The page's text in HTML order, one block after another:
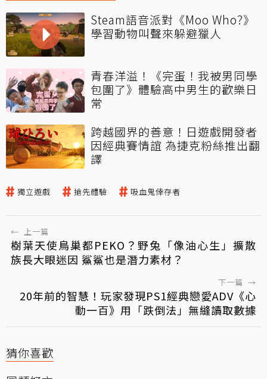
Steam語音派對《Moo Who?》
學習動物叫聲來躲避獵人
青春洋溢！《完蛋！我被男同學
包圍了》體驗高中男生的歡樂日
常
跨越國界的善意！日遊戲開發者
因經典賽情誼 為捷克粉絲推出翻
譯
獨立遊戲 搶先體驗 吸血鬼倖存者
← 上一篇
樹葉天使鳥巢都PEKO？野兔「像油心生」擴散
族長大眼迷因 鯊鯊也是潛力素材？
下一篇 →
20年前的智慧！玩家發現PS1經典戀愛ADV《心
動一百》用「跌倒法」無縫讀取數據
猜你喜歡